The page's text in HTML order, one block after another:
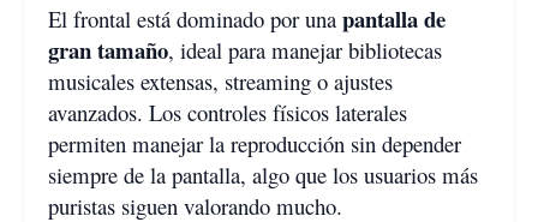
El frontal está dominado por una pantalla de
gran tamaño, ideal para manejar bibliotecas
musicales extensas, streaming o ajustes
avanzados. Los controles físicos laterales
permiten manejar la reproducción sin depender
siempre de la pantalla, algo que los usuarios más
puristas siguen valorando mucho.